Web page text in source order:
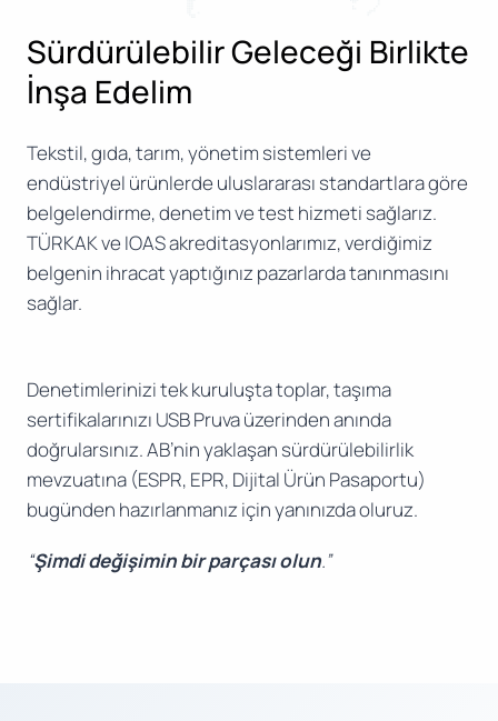
Sürdürülebilir Geleceği Birlikte
İnşa Edelim
Tekstil, gıda, tarım, yönetim sistemleri ve
endüstriyel ürünlerde uluslararası standartlara göre
belgelendirme, denetim ve test hizmeti sağlarız.
TÜRKAK ve IOAS akreditasyonlarımız, verdiğimiz
belgenin ihracat yaptığınız pazarlarda tanınmasını
sağlar.
Denetimlerinizi tek kuruluşta toplar, taşıma
sertifikalarınızı USB Pruva üzerinden anında
doğrularsınız. AB’nin yaklaşan sürdürülebilirlik
mevzuatına (ESPR, EPR, Dijital Ürün Pasaportu)
bugünden hazırlanmanız için yanınızda oluruz.
“Şimdi değişimin bir parçası olun.”